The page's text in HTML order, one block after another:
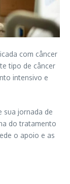
com câncer
tipo de câncer
intensivo e
sua jornada de
do tratamento
o apoio e as